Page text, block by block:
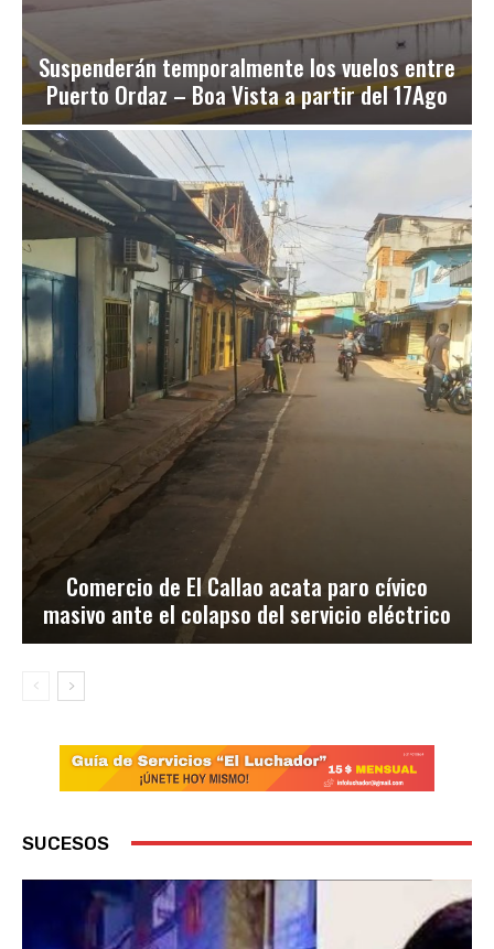
Suspenderán temporalmente los vuelos entre
Puerto Ordaz – Boa Vista a partir del 17Ago
Comercio de El Callao acata paro cívico
masivo ante el colapso del servicio eléctrico
SUCESOS